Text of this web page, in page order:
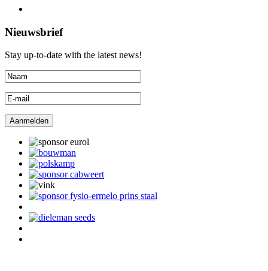
Nieuwsbrief
Stay up-to-date with the latest news!